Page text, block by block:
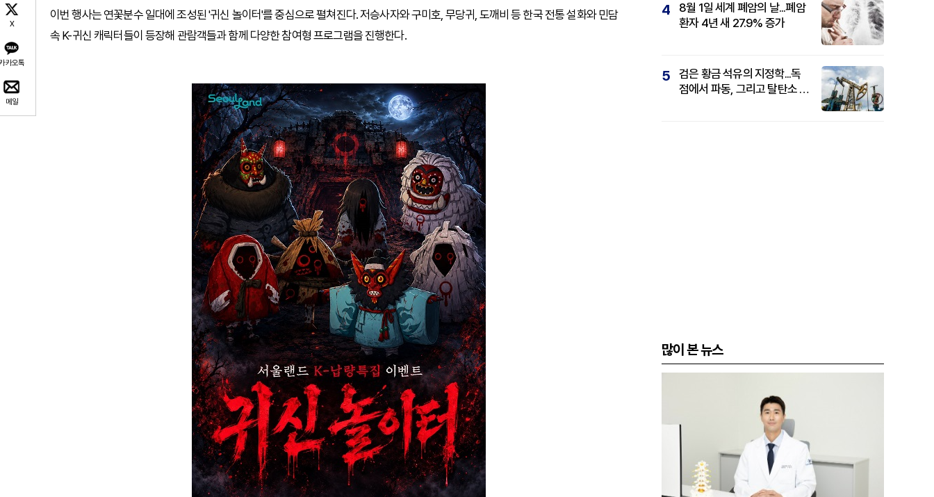
X
카오톡
메일
이번 행사는 연꽃분수 일대에 조성된 '귀신 놀이터'를 중심으로 펼쳐진다. 저승사자와 구미호, 무당귀, 도깨비 등 한국 전통 설화와 민담
속 K-귀신 캐릭터들이 등장해 관람객들과 함께 다양한 참여형 프로그램을 진행한다.
4
8월 1일 세계 폐암의 날...폐암
환자 4년 새 27.9% 증가
5
검은 황금 석유의 지정학...독
점에서 파동, 그리고 탈탄소 패
많이 본 뉴스